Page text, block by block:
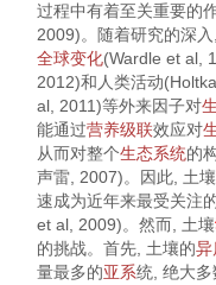
过程中有着至关重要的
2009)。随着研究的深
全球变化(Wardle et al,
2012)和人类活动(
al, 2011)等外来因子对
能通过营养级联效应对
从而对整个生态系统的
声雷, 2007)。因此, 土壤
速成为近年来最受关注
et al, 2009)。然而, 土壤
的挑战。首先, 土壤的异
量最多的亚系统, 绝大多